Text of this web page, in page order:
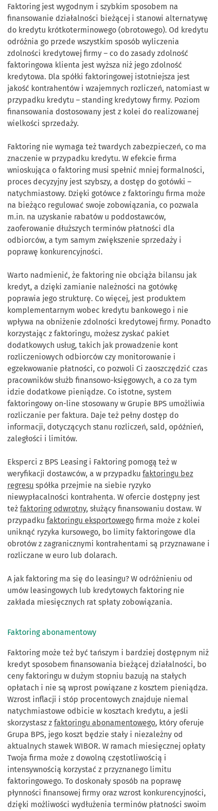
Faktoring jest wygodnym i szybkim sposobem na
finansowanie działalności bieżącej i stanowi alternatywę
do kredytu krótkoterminowego (obrotowego). Od kredytu
odróżnia go przede wszystkim sposób wyliczenia
zdolności kredytowej firmy – co do zasady zdolność
faktoringowa klienta jest wyższa niż jego zdolność
kredytowa. Dla spółki faktoringowej istotniejsza jest
jakość kontrahentów i wzajemnych rozliczeń, natomiast w
przypadku kredytu – standing kredytowy firmy. Poziom
finansowania dostosowany jest z kolei do realizowanej
wielkości sprzedaży.
Faktoring nie wymaga też twardych zabezpieczeń, co ma
znaczenie w przypadku kredytu. W efekcie firma
wnioskująca o faktoring musi spełnić mniej formalności,
proces decyzyjny jest szybszy, a dostęp do gotówki –
natychmiastowy. Dzięki gotówce z faktoringu firma może
na bieżąco regulować swoje zobowiązania, co pozwala
m.in. na uzyskanie rabatów u poddostawców,
zaoferowanie dłuższych terminów płatności dla
odbiorców, a tym samym zwiększenie sprzedaży i
poprawę konkurencyjności.
Warto nadmienić, że faktoring nie obciąża bilansu jak
kredyt, a dzięki zamianie należności na gotówkę
poprawia jego strukturę. Co więcej, jest produktem
komplementarnym wobec kredytu bankowego i nie
wpływa na obniżenie zdolności kredytowej firmy. Ponadto
korzystając z faktoringu, możesz zyskać pakiet
dodatkowych usług, takich jak prowadzenie kont
rozliczeniowych odbiorców czy monitorowanie i
egzekwowanie płatności, co pozwoli Ci zaoszczędzić czas
pracowników służb finansowo-księgowych, a co za tym
idzie dodatkowe pieniądze. Co istotne, system
faktoringowy on-line stosowany w Grupie BPS umożliwia
rozliczanie per faktura. Daje też pełny dostęp do
informacji, dotyczących stanu rozliczeń, sald, opóźnień,
zaległości i limitów.
Eksperci z BPS Leasing i Faktoring pomogą też w
weryfikacji dostawców, a w przypadku faktoringu bez
regresu spółka przejmie na siebie ryzyko
niewypłacalności kontrahenta. W ofercie dostępny jest
też faktoring odwrotny, służący finansowaniu dostaw. W
przypadku faktoringu eksportowego firma może z kolei
uniknąć ryzyka kursowego, bo limity faktoringowe dla
obrotów z zagranicznymi kontrahentami są przyznawane i
rozliczane w euro lub dolarach.
A jak faktoring ma się do leasingu? W odróżnieniu od
umów leasingowych lub kredytowych faktoring nie
zakłada miesięcznych rat spłaty zobowiązania.
Faktoring abonamentowy
Faktoring może też być tańszym i bardziej dostępnym niż
kredyt sposobem finansowania bieżącej działalności, bo
ceny faktoringu w dużym stopniu bazują na stałych
opłatach i nie są wprost powiązane z kosztem pieniądza.
Wzrost inflacji i stóp procentowych znajduje niemal
natychmiastowe odbicie w kosztach kredytu, a jeśli
skorzystasz z faktoringu abonamentowego, który oferuje
Grupa BPS, jego koszt będzie stały i niezależny od
aktualnych stawek WIBOR. W ramach miesięcznej opłaty
Twoja firma może z dowolną częstotliwością i
intensywnością korzystać z przyznanego limitu
faktoringowego. To doskonały sposób na poprawę
płynności finansowej firmy oraz wzrost konkurencyjności,
dzięki możliwości wydłużenia terminów płatności swoim